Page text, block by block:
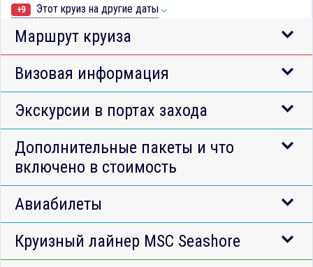
+9 Этот круиз на другие даты
Маршрут круиза
Визовая информация
Экскурсии в портах захода
Дополнительные пакеты и что
включено в стоимость
Авиабилеты
Круизный лайнер MSC Seashore